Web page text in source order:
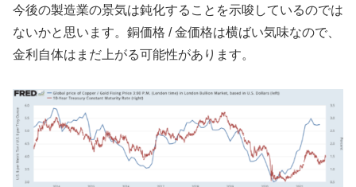
今後の製造業の景気は鈍化することを示唆しているのでは
ないかと思います。銅価格 / 金価格は横ばい気味なので、
金利自体はまだ上がる可能性があります。